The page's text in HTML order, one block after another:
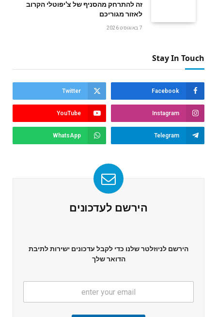
זה להתרחק מהסניף של צ'יפוטלי הקרוב
לאזור מגוריכם
7 באוגוסט 2026
Stay In Touch
Facebook
Twitter
Instagram
YouTube
Telegram
WhatsApp
הירשם לעדכונים
הירשם לניוזלטר שלנו כדי לקבל עדכונים ישירות לתיבת
הדואר שלך